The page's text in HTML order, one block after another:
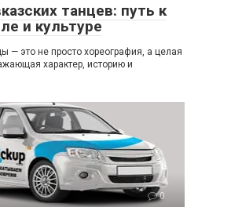
танцев: путь к
и культуре
— это не просто хореография, а целая
характер, историю и
0